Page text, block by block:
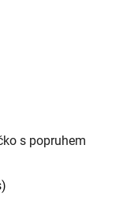
s popruhem